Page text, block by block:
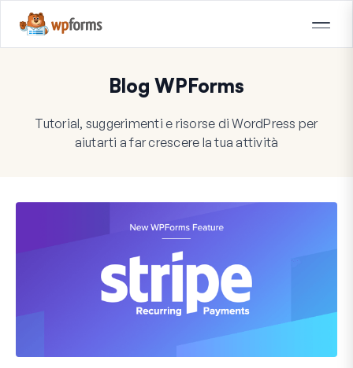
Blog WPForms
Tutorial, suggerimenti e risorse di WordPress per
aiutarti a far crescere la tua attività